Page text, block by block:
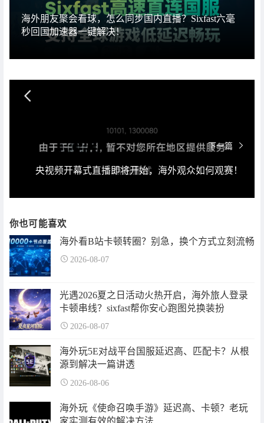
海外朋友聚会看球，怎么同步国内直播？Sixfast六毫
秒回国加速器一键解决！
下一篇
央视频开幕式直播即将开始，海外观众如何观赛！
你也可能喜欢
海外看B站卡顿转圈？别急，换个方式立刻流畅
2026-08-07
光遇2026夏之日活动火热开启，海外旅人登录
卡顿串线？sixfast帮你安心跑图兑换装扮
2026-08-07
海外玩5E对战平台国服延迟高、匹配卡？从根
源到解决一篇讲透
2026-08-06
海外玩《使命召唤手游》延迟高、卡顿？老玩
家实测有效的解决方法